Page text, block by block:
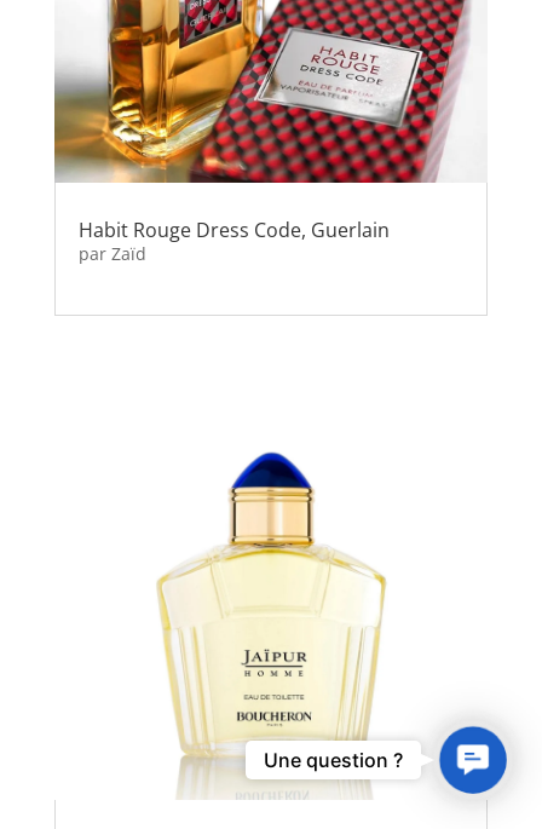
Habit Rouge Dress Code, Guerlain
par Zaïd
Contact
Us
Une question ?